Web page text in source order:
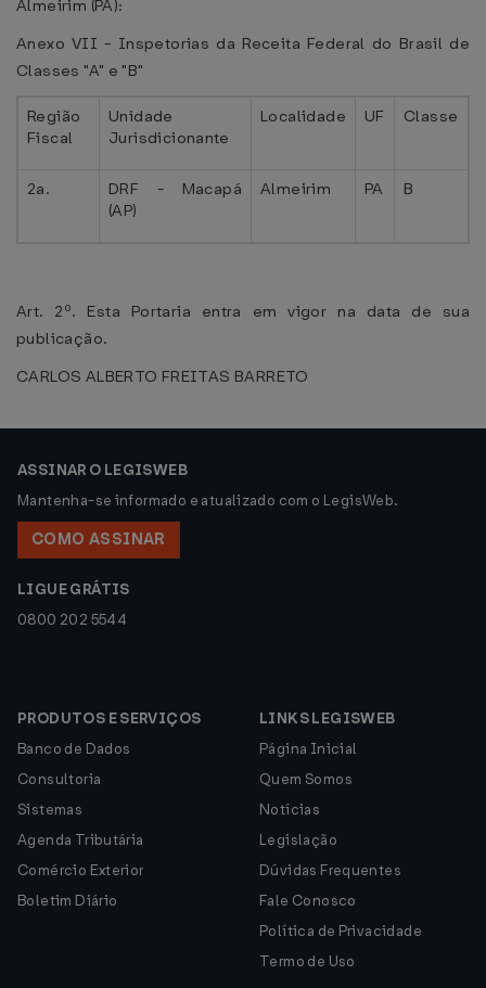
Almeirim (PA):
Anexo VII - Inspetorias da Receita Federal do Brasil de
Classes "A" e "B"
Região
Fiscal
Unidade
Jurisdicionante
Localidade UF Classe
2a.
DRF - Macapá
(AP)
Almeirim PA B
Art. 2º. Esta Portaria entra em vigor na data de sua
publicação.
CARLOS ALBERTO FREITAS BARRETO
ASSINAR O LEGISWEB
Mantenha-se informado e atualizado com o LegisWeb.
COMO ASSINAR
LIGUE GRÁTIS
0800 202 5544
PRODUTOS E SERVIÇOS
Banco de Dados
Consultoria
Sistemas
Agenda Tributária
Comércio Exterior
Boletim Diário
LINKS LEGISWEB
Página Inicial
Quem Somos
Notícias
Legislação
Dúvidas Frequentes
Fale Conosco
Política de Privacidade
Termo de Uso